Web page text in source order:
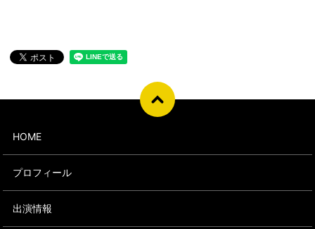
HOME
プロフィール
出演情報